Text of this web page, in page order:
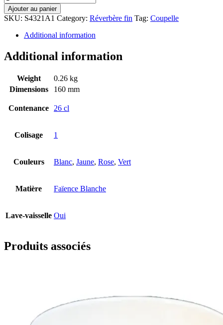
Ajouter au panier
SKU: S4321A1 Category: Réverbère fin Tag: Coupelle
Additional information
Additional information
Weight
0.26 kg
Dimensions
160 mm
Contenance 26 cl
Colisage 1
Couleurs Blanc, Jaune, Rose, Vert
Matière Faïence Blanche
Lave-vaisselle Oui
Produits associés